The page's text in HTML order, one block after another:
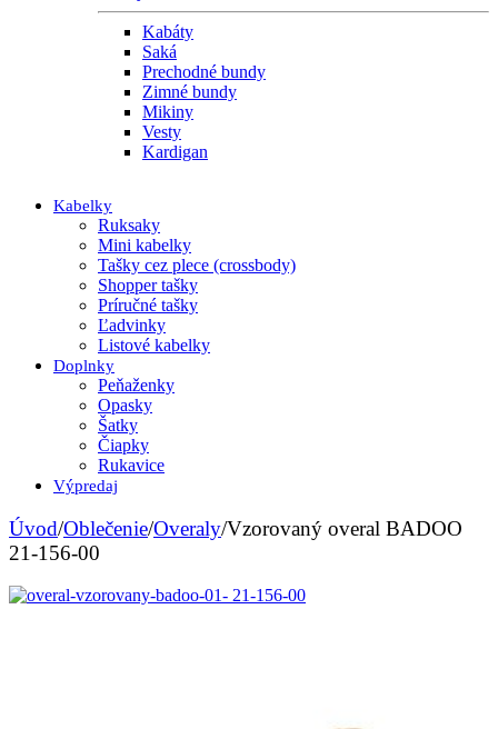
Kabáty
Saká
Prechodné bundy
Zimné bundy
Mikiny
Vesty
Kardigan
Kabelky
Ruksaky
Mini kabelky
Tašky cez plece (crossbody)
Shopper tašky
Príručné tašky
Ľadvinky
Listové kabelky
Doplnky
Peňaženky
Opasky
Šatky
Čiapky
Rukavice
Výpredaj
Úvod/Oblečenie/Overaly/Vzorovaný overal BADOO
21-156-00